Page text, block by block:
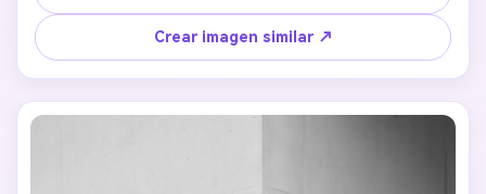
fondo, enfatizando ambiente libre.
Crear imagen similar ↗